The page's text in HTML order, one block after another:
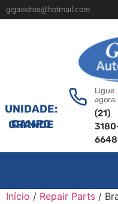
gigavidros@hotmail.com
UNIDADE:
CAMPO GRANDE
Ligue
agora:
(21)
6648
Início / Repair Parts /